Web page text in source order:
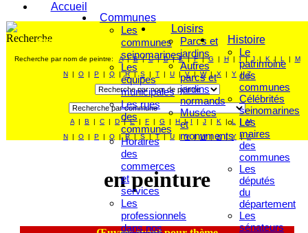
Accueil
Communes
Les
communes
seinomarines
Les
équipes
municipales
Les rues
des
communes
Horaires
des
commerces
et
services
Les
professionnels
dans nos
Loisirs
Parcs et
jardins
Autres
parcs et
jardins
normands
Musées
et
monuments
Histoire
Le
patrimoine
des
communes
Célébrités
seinomarines
Les
maires
des
communes
Les
députés
du
département
Les
sénateurs
FAITES VOTRE RECHERCHE
Recherche par nom de peintre: A | B | C | D | E | F | G | H | I | J | K | L |
M
N | O | P | Q | R | S | T | U | V | W | X | Y | Z
A | B | C | D | E | F | G | H | I | J | K | L |
M
N | O | P | Q | R | S | T | U | V | W | X | Y | Z
en peinture